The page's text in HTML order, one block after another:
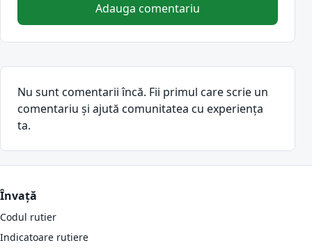
Adauga comentariu
Nu sunt comentarii încă. Fii primul care scrie un
comentariu și ajută comunitatea cu experiența
ta.
Învață
Codul rutier
Indicatoare rutiere